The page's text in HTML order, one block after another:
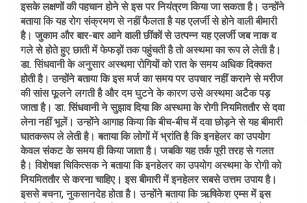
इसके लक्षणों की पहचान होने से इस पर नियंत्रण किया जा सकता है। उन्होंने
बताया कि यह रोग संक्रमण से नहीं फैलता है यह एलर्जी से होने वाली बीमारी
है। जुकाम और बार-बार आने वाली छींकों से उत्पन्न यह एलर्जी जब नाक व
गले से होते हुए छाती में फेफड़ों तक पहुंचती है तो अस्थमा का रूप ले लेती है।
डा. सिंधवानी के अनुसार अस्थमा रोगियों को रात के समय अधिक दिक्कत
होती है। उन्होंने बताया कि इस मर्ज का समय पर उपचार नहीं कराने से मरीज
की सांस फूलने लगती है और दम घुटने के कारण उसे अस्थमा अटैक पड़
जाता है। डा. सिंधवानी ने सुझाव दिया कि अस्थमा के रोगी नियमिततौर से दवा
लेना नहीं भूलें। उन्होंने आगाह किया कि बीच-बीच में दवा छोड़ने से यह बीमारी
घातकरूप ले लेती है। बताया कि लोगों में भ्रांति है कि इनहेलर का उपयोग
केवल संकट के समय ही किया जाता है। जबकि यह तर्क पूरी तरह से गलत
है। विशेषज्ञ चिकित्सक ने बताया कि इनहेलर का उपयोग अस्थमा के रोगी को
नियमिततौर से करना चाहिए। इस बीमारी में इनहेलर सबसे उत्तम उपाय है।
इससे बचना, नुकसानदेह होता है। उन्होंने बताया कि ऋषिकेश एम्स में इस